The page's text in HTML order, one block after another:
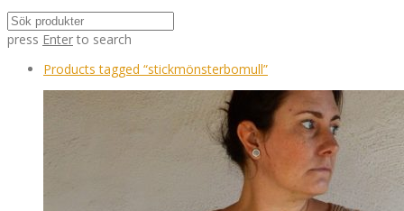
press Enter to search
Products tagged “stickmönsterbomull”